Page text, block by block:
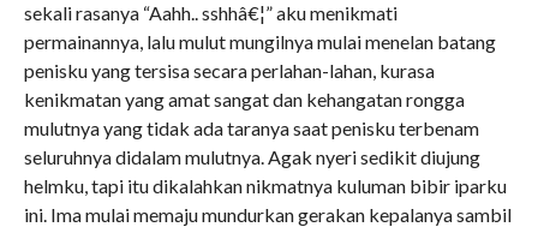
sekali rasanya “Aahh.. sshhâ€¦” aku menikmati
permainannya, lalu mulut mungilnya mulai menelan batang
penisku yang tersisa secara perlahan-lahan, kurasa
kenikmatan yang amat sangat dan kehangatan rongga
mulutnya yang tidak ada taranya saat penisku terbenam
seluruhnya didalam mulutnya. Agak nyeri sedikit diujung
helmku, tapi itu dikalahkan nikmatnya kuluman bibir iparku
ini. Ima mulai memaju mundurkan gerakan kepalanya sambil